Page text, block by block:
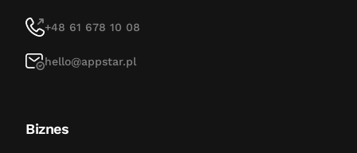
+48 61 678 10 08
hello@appstar.pl
Biznes